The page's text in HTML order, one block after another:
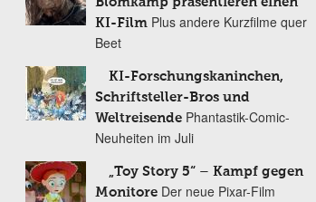
KI-Film Plus andere Kurzfilme quer
Beet
KI-Forschungskaninchen,
Schriftsteller-Bros und
Weltreisende Phantastik-Comic-
Neuheiten im Juli
„Toy Story 5“ – Kampf gegen
Monitore Der neue Pixar-Film